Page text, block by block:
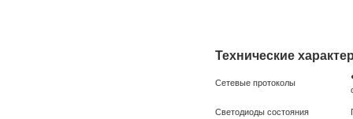
Технические
Сетевые протоколы
Светодиоды состояния